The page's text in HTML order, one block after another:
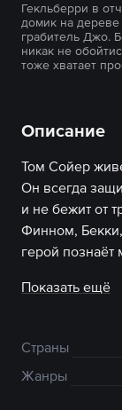
Гекльберри в
домик на
грабитель Джо.
никак не
тоже хватает
Описание
Том Сойер
Он всегда
и не бежит от
Финном,
герой познаёт
Показать ещё
Страны
Жанры